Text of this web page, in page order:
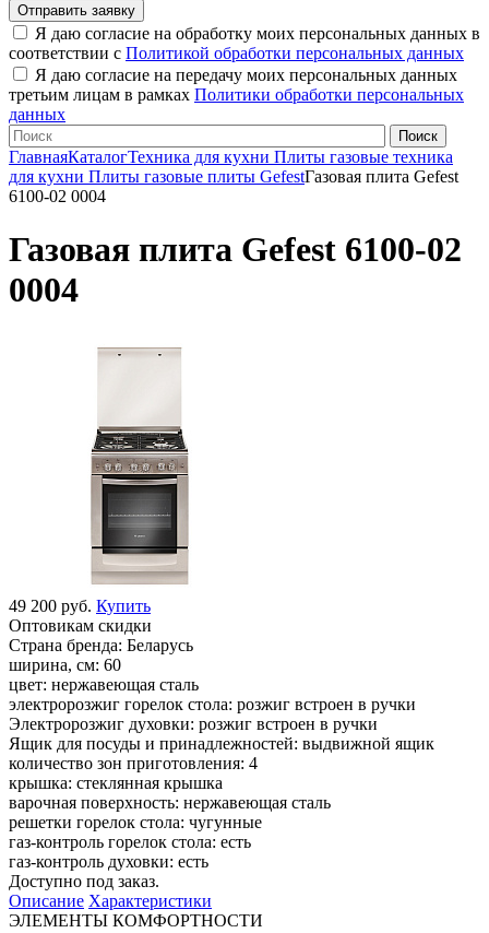
Я даю согласие на обработку моих персональных данных в
соответствии с Политикой обработки персональных данных
Я даю согласие на передачу моих персональных данных
третьим лицам в рамках Политики обработки персональных
данных
ГлавнаяКаталогТехника для кухни Плиты газовые техника
для кухни Плиты газовые плиты GefestГазовая плита Gefest
6100-02 0004
Газовая плита Gefest 6100-02
0004
49 200 руб. Купить
Оптовикам скидки
Страна бренда: Беларусь
ширина, см: 60
цвет: нержавеющая сталь
электророзжиг горелок стола: розжиг встроен в ручки
Электророзжиг духовки: розжиг встроен в ручки
Ящик для посуды и принадлежностей: выдвижной ящик
количество зон приготовления: 4
крышка: стеклянная крышка
варочная поверхность: нержавеющая сталь
решетки горелок стола: чугунные
газ-контроль горелок стола: есть
газ-контроль духовки: есть
Доступно под заказ.
Описание Характеристики
ЭЛЕМЕНТЫ КОМФОРТНОСТИ